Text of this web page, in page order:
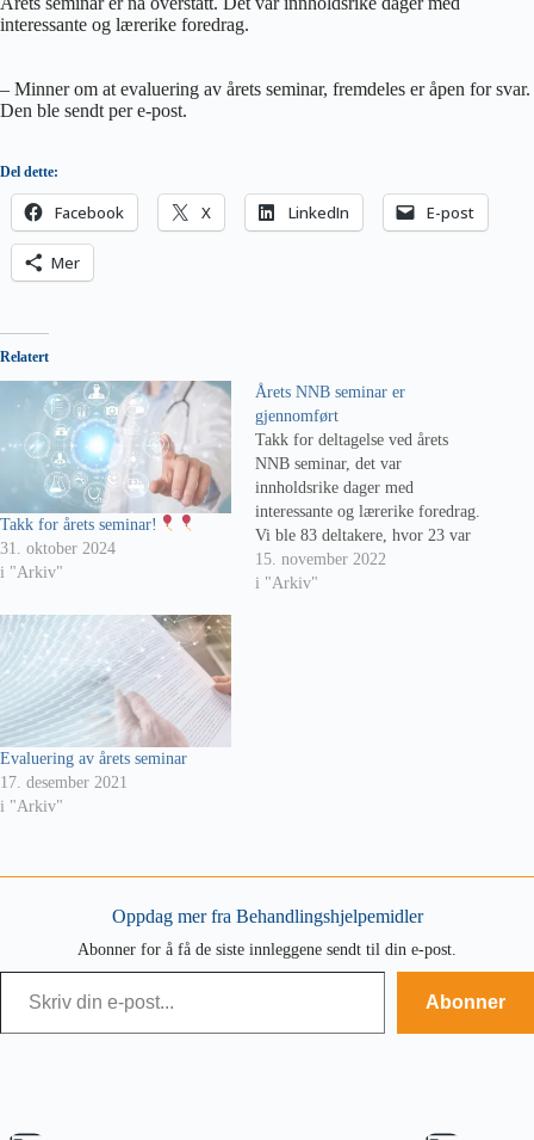
interessante og lærerike foredrag.
– Minner om at evaluering av årets seminar, fremdeles er åpen for svar.
Den ble sendt per e-post.
Del dette:
Facebook X LinkedIn E-post
Mer
Relatert
Takk for årets seminar!
31. oktober 2024
i "Arkiv"
Årets NNB seminar er
gjennomført
Takk for deltagelse ved årets
NNB seminar, det var
innholdsrike dager med
interessante og lærerike foredrag.
Vi ble 83 deltakere, hvor 23 var
leverandører. Presentasjoner vil
bli lagt ut på BHM-faglig etter
15. november 2022
i "Arkiv"
Evaluering av årets seminar
17. desember 2021
i "Arkiv"
Oppdag mer fra Behandlingshjelpemidler
Abonner for å få de siste innleggene sendt til din e-post.
Skriv din e-post...
Abonner